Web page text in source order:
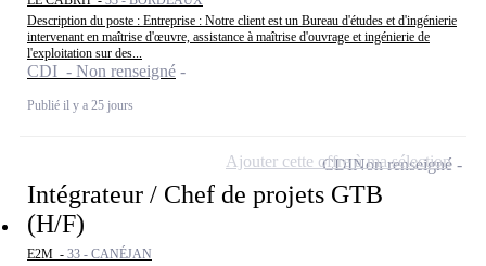
Description du poste : Entreprise : Notre client est un Bureau d'études et d'ingénierie
intervenant en maîtrise d'œuvre, assistance à maîtrise d'ouvrage et ingénierie de
l'exploitation sur des...
CDI - Non renseigné
Publié il y a 25 jours
Intégrateur / Chef de projets GTB
(H/F)
E2M - 33 - CANÉJAN
CDINon renseigné
Ajouter cette offre à ma sélection